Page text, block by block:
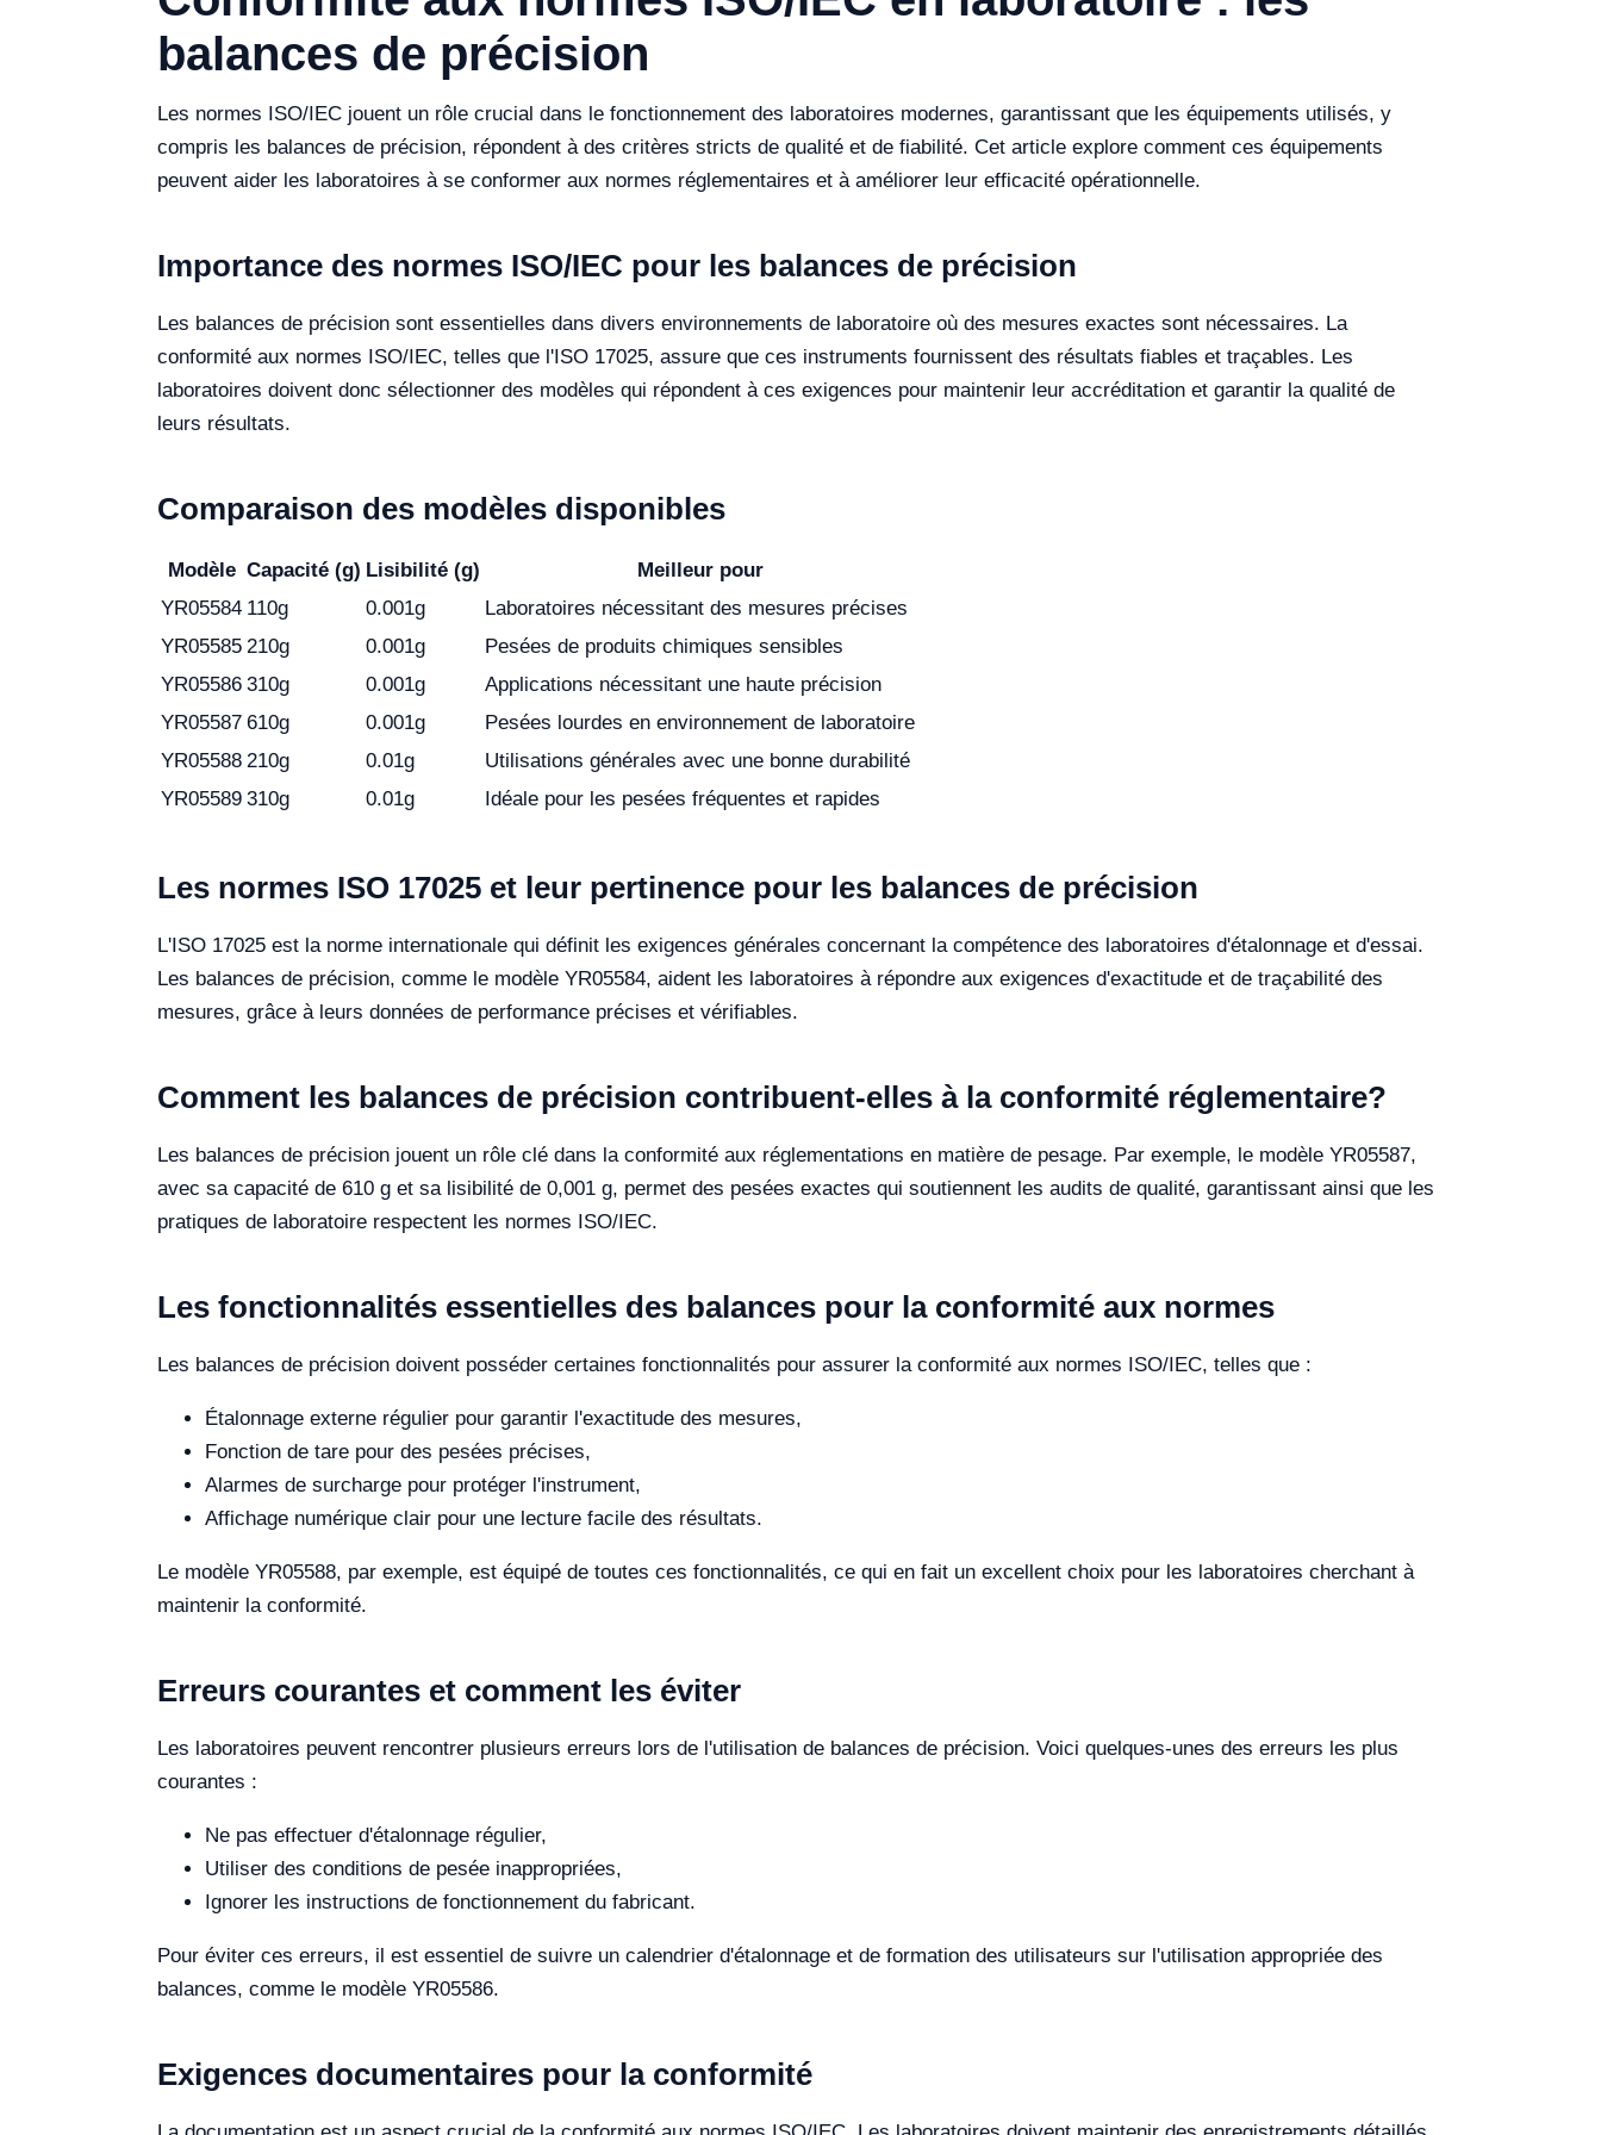
balances de précision
Les normes ISO/IEC jouent un rôle crucial dans le fonctionnement des laboratoires modernes, garantissant que les équipements utilisés, y
compris les balances de précision, répondent à des critères stricts de qualité et de fiabilité. Cet article explore comment ces équipements
peuvent aider les laboratoires à se conformer aux normes réglementaires et à améliorer leur efficacité opérationnelle.
Importance des normes ISO/IEC pour les balances de précision
Les balances de précision sont essentielles dans divers environnements de laboratoire où des mesures exactes sont nécessaires. La
conformité aux normes ISO/IEC, telles que l'ISO 17025, assure que ces instruments fournissent des résultats fiables et traçables. Les
laboratoires doivent donc sélectionner des modèles qui répondent à ces exigences pour maintenir leur accréditation et garantir la qualité de
leurs résultats.
Comparaison des modèles disponibles
Modèle Capacité (g) Lisibilité (g)
Meilleur pour
YR05584 110g 0.001g
Laboratoires nécessitant des mesures précises
YR05585 210g 0.001g
Pesées de produits chimiques sensibles
YR05586 310g 0.001g
Applications nécessitant une haute précision
YR05587 610g 0.001g
Pesées lourdes en environnement de laboratoire
YR05588 210g 0.01g
Utilisations générales avec une bonne durabilité
YR05589 310g 0.01g Idéale pour les pesées fréquentes et rapides
Les normes ISO 17025 et leur pertinence pour les balances de précision
L'ISO 17025 est la norme internationale qui définit les exigences générales concernant la compétence des laboratoires d'étalonnage et d'essai.
Les balances de précision, comme le modèle YR05584, aident les laboratoires à répondre aux exigences d'exactitude et de traçabilité des
mesures, grâce à leurs données de performance précises et vérifiables.
Comment les balances de précision contribuent-elles à la conformité réglementaire?
Les balances de précision jouent un rôle clé dans la conformité aux réglementations en matière de pesage. Par exemple, le modèle YR05587,
avec sa capacité de 610 g et sa lisibilité de 0,001 g, permet des pesées exactes qui soutiennent les audits de qualité, garantissant ainsi que les
pratiques de laboratoire respectent les normes ISO/IEC.
Les fonctionnalités essentielles des balances pour la conformité aux normes
Les balances de précision doivent posséder certaines fonctionnalités pour assurer la conformité aux normes ISO/IEC, telles que :
Étalonnage externe régulier pour garantir l'exactitude des mesures,
Fonction de tare pour des pesées précises,
Alarmes de surcharge pour protéger l'instrument,
Affichage numérique clair pour une lecture facile des résultats.
Le modèle YR05588, par exemple, est équipé de toutes ces fonctionnalités, ce qui en fait un excellent choix pour les laboratoires cherchant à
maintenir la conformité.
Erreurs courantes et comment les éviter
Les laboratoires peuvent rencontrer plusieurs erreurs lors de l'utilisation de balances de précision. Voici quelques-unes des erreurs les plus
courantes :
Ne pas effectuer d'étalonnage régulier,
Utiliser des conditions de pesée inappropriées,
Ignorer les instructions de fonctionnement du fabricant.
Pour éviter ces erreurs, il est essentiel de suivre un calendrier d'étalonnage et de formation des utilisateurs sur l'utilisation appropriée des
balances, comme le modèle YR05586.
Exigences documentaires pour la conformité